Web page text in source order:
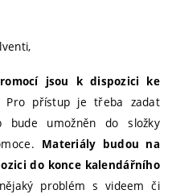
jsou k dispozici ke
Pro přístup je třeba zadat
bude umožněn do složky
Materiály budou na
do konce kalendářního
problém s videem či